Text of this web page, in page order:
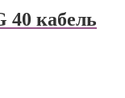
40 кабель